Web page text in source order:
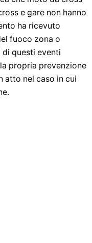
e gare non hanno
ha ricevuto
fuoco zona o
questi eventi
propria prevenzione
atto nel caso in cui